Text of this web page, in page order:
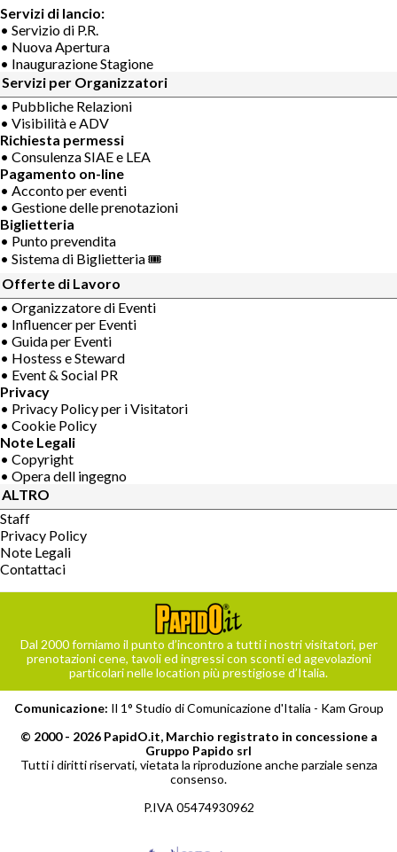
Servizi di lancio:
• Servizio di P.R.
• Nuova Apertura
• Inaugurazione Stagione
Servizi per Organizzatori
• Pubbliche Relazioni
• Visibilità e ADV
Richiesta permessi
• Consulenza SIAE e LEA
Pagamento on-line
• Acconto per eventi
• Gestione delle prenotazioni
Biglietteria
• Punto prevendita
• Sistema di Biglietteria 🎟
Offerte di Lavoro
• Organizzatore di Eventi
• Influencer per Eventi
• Guida per Eventi
• Hostess e Steward
• Event & Social PR
Privacy
• Privacy Policy per i Visitatori
• Cookie Policy
Note Legali
• Copyright
• Opera dell ingegno
ALTRO
Staff
Privacy Policy
Note Legali
Contattaci
Dal 2000 forniamo il punto d’incontro a tutti i nostri visitatori, per
prenotazioni cene, tavoli ed ingressi con sconti ed agevolazioni
particolari nelle location più prestigiose d’Italia.
Comunicazione: Il 1° Studio di Comunicazione d'Italia - Kam Group
© 2000 - 2026 PapidO.it, Marchio registrato in concessione a
Gruppo Papido srl
Tutti i diritti riservati, vietata la riproduzione anche parziale senza
consenso.
P.IVA 05474930962